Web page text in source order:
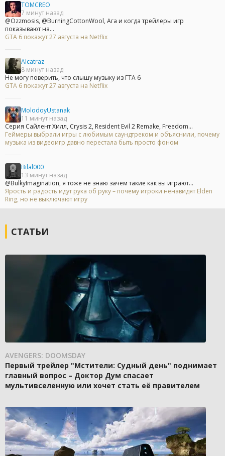
TOMCREO
7 минут назад
@Ozzmosis, @BurningCottonWool, Ага и когда трейлеры игр
показывают на...
GTA 6 покажут 27 августа на Netflix
Alcatraz
8 минут назад
Не могу поверить, что слышу музыку из ГТА 6
GTA 6 покажут 27 августа на Netflix
MolodoyUstanak
11 минут назад
Серия Сайлент Хилл, Crysis 2, Resident Evil 2 Remake, Freedom...
Геймеры выбрали игры с любимым саундтреком и объяснили, почему
музыка из видеоигр давно перестала быть просто фоном
Bilal000
13 минут назад
@BulkyImagination, я тоже не знаю зачем такие как вы играют...
Ярость и радость идут рука об руку – почему игроки ненавидят Elden
Ring, но не выключают игру
СТАТЬИ
AVENGERS: DOOMSDAY
Первый трейлер "Мстители: Судный день" поднимает
главный вопрос – Доктор Дум спасает
мультивселенную или хочет стать её правителем